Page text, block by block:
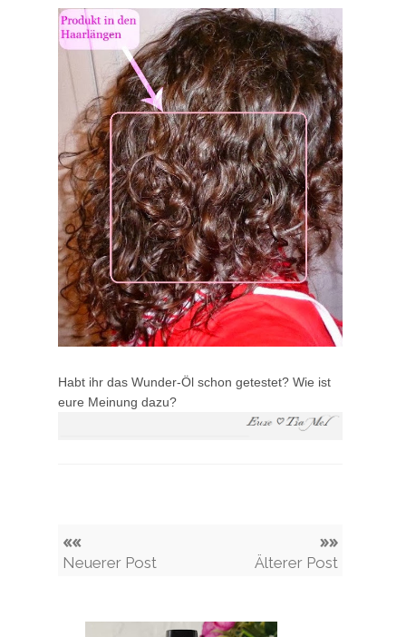
Habt ihr das Wunder-Öl schon getestet? Wie ist
eure Meinung dazu?
««
Neuerer Post
»»
Älterer Post